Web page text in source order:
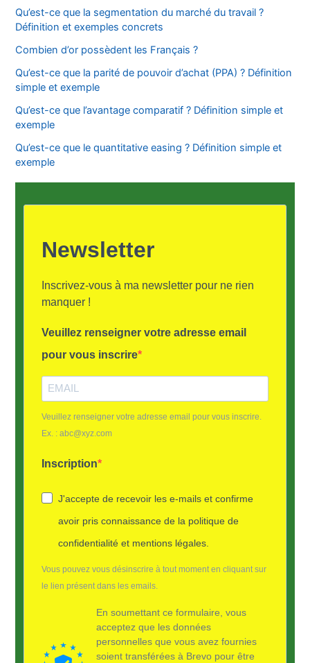
Qu’est-ce que la segmentation du marché du travail ?
Définition et exemples concrets
Combien d’or possèdent les Français ?
Qu’est-ce que la parité de pouvoir d’achat (PPA) ? Définition
simple et exemple
Qu’est-ce que l’avantage comparatif ? Définition simple et
exemple
Qu’est-ce que le quantitative easing ? Définition simple et
exemple
Newsletter
Inscrivez-vous à ma newsletter pour ne rien
manquer !
Veuillez renseigner votre adresse email
pour vous inscrire
Veuillez renseigner votre adresse email pour vous inscrire.
Ex. : abc@xyz.com
Inscription
J'accepte de recevoir les e-mails et confirme
avoir pris connaissance de la politique de
confidentialité et mentions légales.
Vous pouvez vous désinscrire à tout moment en cliquant sur
le lien présent dans les emails.
En soumettant ce formulaire, vous
acceptez que les données
personnelles que vous avez fournies
soient transférées à Brevo pour être